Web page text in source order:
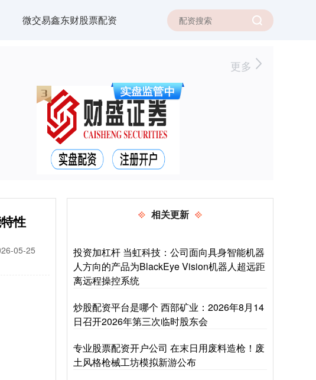
微交易鑫东财股票配资
更多
性
05-25
相关更新
投资加杠杆 当虹科技：公司面向具身智能机器
人方向的产品为BlackEye Vision机器人超远距
离远程操控系统
炒股配资平台是哪个 西部矿业：2026年8月14
日召开2026年第三次临时股东会
专业股票配资开户公司 在末日用废料造枪！废
土风格枪械工坊模拟新游公布